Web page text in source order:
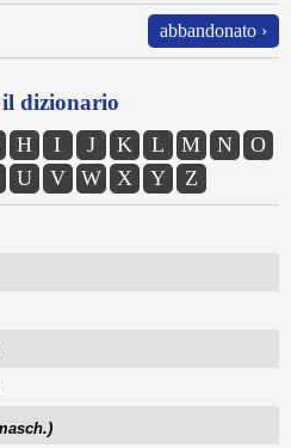
abbandonato ›
dizionario
H I J K L M N
O
U V W X Y Z